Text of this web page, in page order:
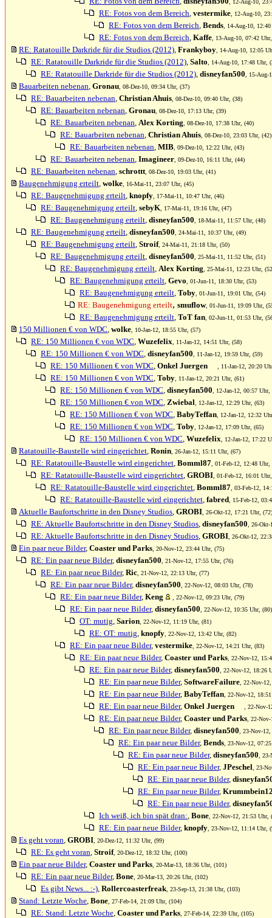
, 12-Aug-10,
RE: Fotos von dem Bereich, vestermike , 12-Aug-10,
RE: Fotos von dem Bereich, Bends , 14-Aug-10,
RE: Fotos von dem Bereich, Kaffe , 13-Aug-10, 07:42
RE: Ratatouille Darkride für die Studios (2012), Frankyboy , 14-Aug-10, 12:05
RE: Ratatouille Darkride für die Studios (2012), Salto , 14-Aug-10, 17:48 Uhr,
RE: Ratatouille Darkride für die Studios (2012), disneyfan500 , 15-
Bauarbeiten nebenan, Gronau , 08-Dez-10, 09:34 Uhr, (37)
RE: Bauarbeiten nebenan, Christian Ahuis , 08-Dez-10, 09:40 Uhr, (38)
RE: Bauarbeiten nebenan, Gronau , 08-Dez-10, 17:13 Uhr, (39)
RE: Bauarbeiten nebenan, Alex Korting , 08-Dez-10, 17:38 Uhr, (40)
RE: Bauarbeiten nebenan, Christian Ahuis , 08-Dez-10, 23:03 Uhr, (42)
RE: Bauarbeiten nebenan, MIB , 09-Dez-10, 12:22 Uhr, (43)
RE: Bauarbeiten nebenan, Imagineer , 09-Dez-10, 16:11 Uhr, (44)
RE: Bauarbeiten nebenan, schrottt , 08-Dez-10, 19:03 Uhr, (41)
Baugenehmigung erteilt, wolke , 16-Mai-11, 23:07 Uhr, (45)
RE: Baugenehmigung erteilt, knopfy , 17-Mai-11, 10:47 Uhr, (46)
RE: Baugenehmigung erteilt, sebyK , 17-Mai-11, 19:16 Uhr, (47)
RE: Baugenehmigung erteilt, disneyfan500 , 18-Mai-11, 11:57 Uhr, (48)
RE: Baugenehmigung erteilt, disneyfan500 , 24-Mai-11, 10:37 Uhr, (49)
RE: Baugenehmigung erteilt, Stroif, 24-Mai-11, 21:18 Uhr, (50)
RE: Baugenehmigung erteilt, disneyfan500 , 25-Mai-11, 11:52 Uhr, (51)
RE: Baugenehmigung erteilt, Alex Korting , 25-Mai-11, 12:23 Uhr,
RE: Baugenehmigung erteilt, Gevo , 01-Jun-11, 18:30 Uhr, (53)
RE: Baugenehmigung erteilt, Toby , 01-Jun-11, 19:01 Uhr, (54)
RE: Baugenehmigung erteilt, smuflow, 01-Jun-11, 19:09 Uhr,
RE: Baugenehmigung erteilt, ToT fan , 02-Jun-11, 01:53 Uhr,
150 Millionen € von WDC, wolke , 10-Jan-12, 18:55 Uhr, (57)
RE: 150 Millionen € von WDC, Wuzefelix , 11-Jan-12, 14:51 Uhr, (58)
RE: 150 Millionen € von WDC, disneyfan500 , 11-Jan-12, 19:59 Uhr, (59)
RE: 150 Millionen € von WDC, Onkel Juergen , 11-Jan-12, 20:20
RE: 150 Millionen € von WDC, Toby , 11-Jan-12, 20:21 Uhr, (61)
RE: 150 Millionen € von WDC, disneyfan500 , 12-Jan-12, 00:57 Uhr,
RE: 150 Millionen € von WDC, Zwiebal , 12-Jan-12, 12:29 Uhr, (63)
RE: 150 Millionen € von WDC, BabyTeffan , 12-Jan-12, 12:32
RE: 150 Millionen € von WDC, Toby , 12-Jan-12, 17:09 Uhr, (65)
RE: 150 Millionen € von WDC, Wuzefelix , 12-Jan-12, 17:22
Ratatouille-Baustelle wird eingerichtet, Ronin , 26-Jan-12, 15:11 Uhr, (67)
RE: Ratatouille-Baustelle wird eingerichtet, Bomml87 , 01-Feb-12, 12:48 Uhr,
RE: Ratatouille-Baustelle wird eingerichtet, GROBI , 01-Feb-12, 16:01
RE: Ratatouille-Baustelle wird eingerichtet, Bomml87 , 03-Feb-12,
RE: Ratatouille-Baustelle wird eingerichtet, fabred , 15-Feb-12,
Aktuelle Baufortschritte in den Disney Studios, GROBI , 26-Okt-12, 17:21 Uhr, (72)
RE: Aktuelle Baufortschritte in den Disney Studios, disneyfan500 , 26-
RE: Aktuelle Baufortschritte in den Disney Studios, GROBI , 26-Okt-12,
Ein paar neue Bilder, Coaster und Parks , 20-Nov-12, 23:44 Uhr, (75)
RE: Ein paar neue Bilder, disneyfan500 , 21-Nov-12, 17:55 Uhr, (76)
RE: Ein paar neue Bilder, Ric , 21-Nov-12, 22:13 Uhr, (77)
RE: Ein paar neue Bilder, disneyfan500 , 22-Nov-12, 08:03 Uhr, (78)
RE: Ein paar neue Bilder, Keng , 22-Nov-12, 09:23 Uhr, (79)
RE: Ein paar neue Bilder, disneyfan500 , 22-Nov-12, 10:35 Uhr, (80)
OT: mutig, Sarion , 22-Nov-12, 11:19 Uhr, (81)
RE: OT: mutig, knopfy , 22-Nov-12, 13:42 Uhr, (82)
RE: Ein paar neue Bilder, vestermike , 22-Nov-12, 14:21 Uhr, (83)
RE: Ein paar neue Bilder, Coaster und Parks , 22-Nov-12,
RE: Ein paar neue Bilder, disneyfan500 , 22-Nov-12, 18:26
RE: Ein paar neue Bilder, SoftwareFailure , 22-Nov-
RE: Ein paar neue Bilder, BabyTeffan , 22-Nov-12,
RE: Ein paar neue Bilder, Onkel Juergen , 22-Nov-
RE: Ein paar neue Bilder, Coaster und Parks , 22-
RE: Ein paar neue Bilder, disneyfan500 , 23-Nov-
RE: Ein paar neue Bilder, Bends , 23-Nov-12,
RE: Ein paar neue Bilder, disneyfan500 ,
RE: Ein paar neue Bilder, JPeschel , 23-
RE: Ein paar neue Bilder,
RE: Ein paar neue Bilder,
RE: Ein paar neue Bilder,
Ich weiß, ich bin spät dran:, Bone , 22-Nov-12, 21:53 Uhr,
RE: Ein paar neue Bilder, knopfy , 23-Nov-12, 11:14 Uhr,
Es geht voran, GROBI , 20-Dez-12, 11:32 Uhr, (99)
RE: Es geht voran, Stroif, 20-Dez-12, 18:32 Uhr, (100)
Ein paar neue Bilder, Coaster und Parks , 20-Mar-13, 18:36 Uhr, (101)
RE: Ein paar neue Bilder, Bone , 20-Mar-13, 20:26 Uhr, (102)
Es gibt News... :-), Rollercoasterfreak , 23-Sep-13, 21:38 Uhr, (103)
Stand: Letzte Woche, Bone , 27-Feb-14, 21:09 Uhr, (104)
RE: Stand: Letzte Woche, Coaster und Parks , 27-Feb-14, 22:39 Uhr, (105)